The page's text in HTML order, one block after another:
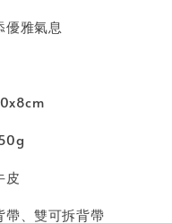
優雅氣息
皮
帶、雙可拆背帶